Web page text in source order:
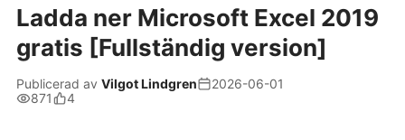
Ladda ner Microsoft Excel 2019
gratis [Fullständig version]
Publicerad av Vilgot Lindgren
2026-06-01
871
4